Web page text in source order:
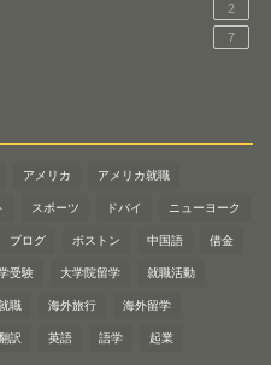
2
7
アメリカ アメリカ就職
スポーツ ドバイ ニューヨーク
ブログ ボストン 中国語 借金
受験 大学院留学 就職活動
職 海外旅行 海外留学
訳 英語 語学 起業